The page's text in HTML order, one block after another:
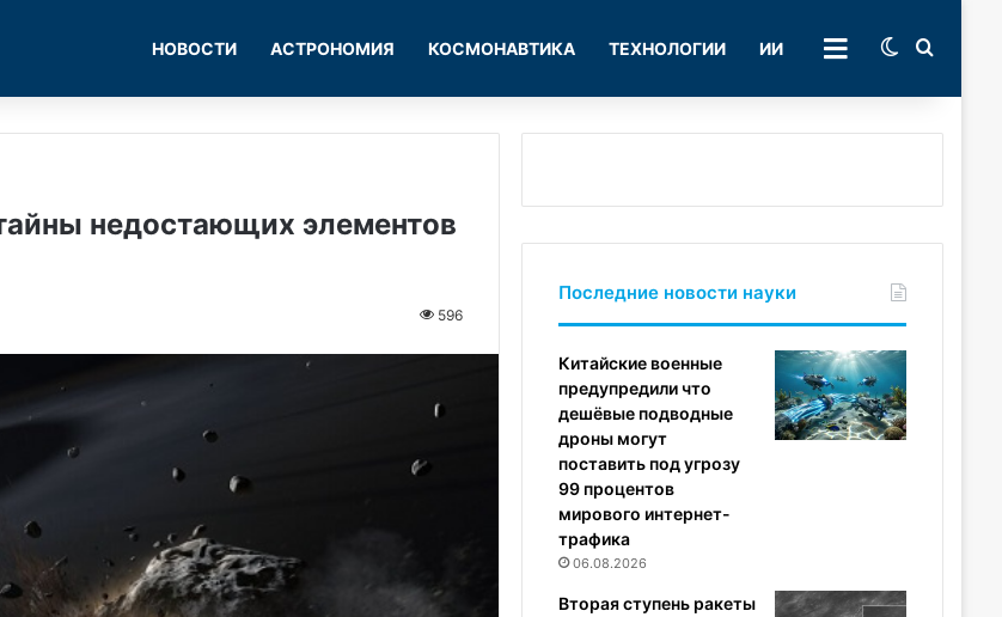
НОВОСТИ АСТРОНОМИЯ КОСМОНАВТИКА ТЕХНОЛОГИИ ИИ РУБРИКИSwitch skin
недостающих элементов
596
Последние новости науки
Китайские военные
предупредили что
дешёвые подводные
дроны могут
поставить под угрозу
99 процентов
мирового интернет-
трафика
06.08.2026
Вторая ступень ракеты